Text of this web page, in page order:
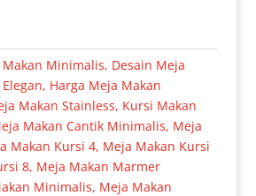
Minimalis, Desain Meja
, Harga Meja Makan
Makan Stainless, Kursi Makan
Makan Cantik Minimalis, Meja
Makan Kursi 4, Meja Makan Kursi
8, Meja Makan Marmer
Minimalis, Meja Makan